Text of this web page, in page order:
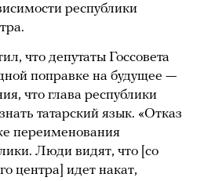
республики
что депутаты Госсовета
поправке на будущее —
что глава республики
татарский язык. «Отказ
переименования
Люди видят, что [со
центра] идет накат,